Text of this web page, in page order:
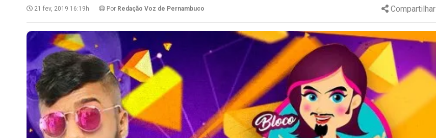
21 fev, 2019 16:19h Por Redação Voz de Pernambuco Compartilhar